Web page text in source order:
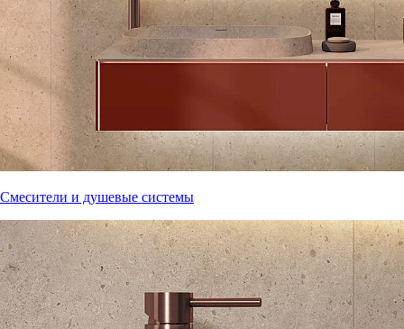
Смесители и душевые системы